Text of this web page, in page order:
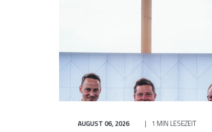
AUGUST 06, 2026 1 MIN LESEZEIT